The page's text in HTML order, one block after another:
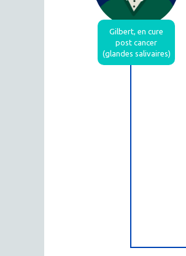
Gilbert, en cure
post cancer
(glandes salivaires)